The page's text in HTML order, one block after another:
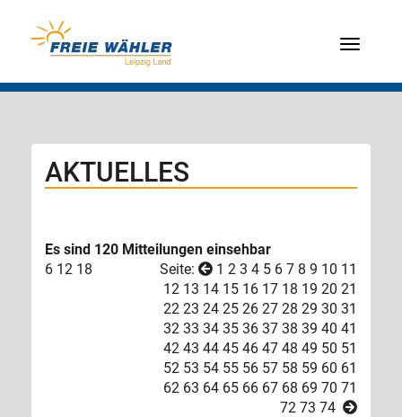
Menü
AKTUELLES
Es sind 120 Mitteilungen einsehbar
6 12 18 Seite: 1 2 3 4 5 6 7 8 9 10 11
12 13 14 15 16 17 18 19 20 21
22 23 24 25 26 27 28 29 30 31
32 33 34 35 36 37 38 39 40 41
42 43 44 45 46 47 48 49 50 51
52 53 54 55 56 57 58 59 60 61
62 63 64 65 66 67 68 69 70 71
72 73 74